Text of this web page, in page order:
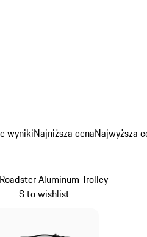
wynikiNajniższa cenaNajwyższa
Aluminum Trolley
S to wishlist